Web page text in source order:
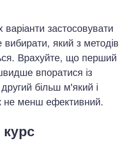
застосовувати
який з методів
Врахуйте, що перший
впоратися із
більш м'який і
не менш ефективний.